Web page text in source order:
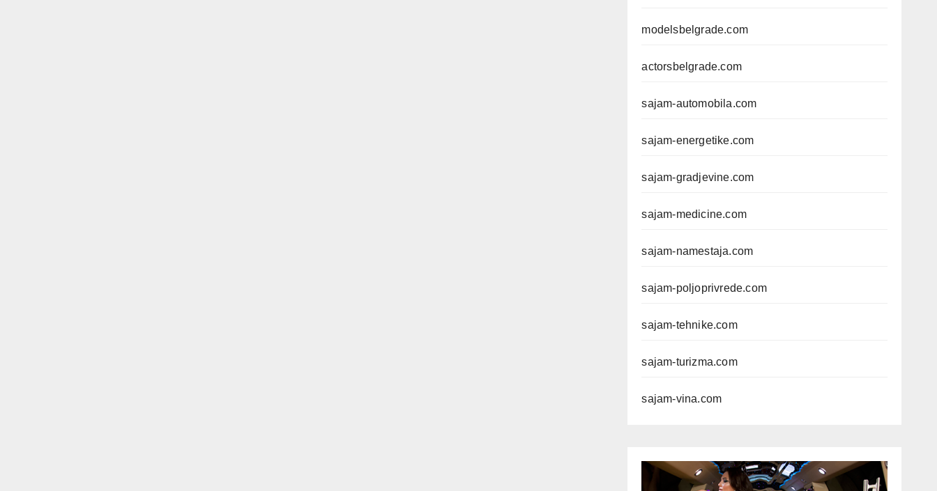
modelsbelgrade.com
actorsbelgrade.com
sajam-automobila.com
sajam-energetike.com
sajam-gradjevine.com
sajam-medicine.com
sajam-namestaja.com
sajam-poljoprivrede.com
sajam-tehnike.com
sajam-turizma.com
sajam-vina.com